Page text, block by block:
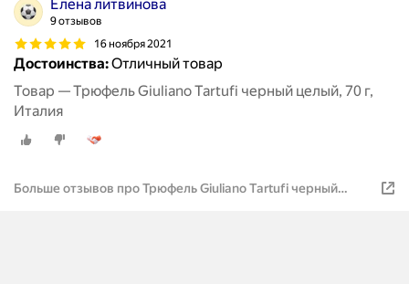
Елена литвинова
9 отзывов
16 ноября 2021
Достоинства:Отличный товар
Товар — Трюфель Giuliano Tartufi черный целый, 70 г,
Италия
Больше отзывов про Трюфель Giuliano Tartufi черный